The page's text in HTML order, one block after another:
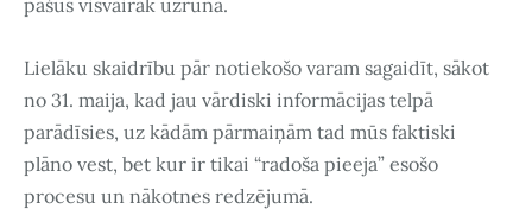
pašus visvairāk uzrunā.
Lielāku skaidrību pār notiekošo varam sagaidīt, sākot
no 31. maija, kad jau vārdiski informācijas telpā
parādīsies, uz kādām pārmaiņām tad mūs faktiski
plāno vest, bet kur ir tikai “radoša pieeja” esošo
procesu un nākotnes redzējumā.